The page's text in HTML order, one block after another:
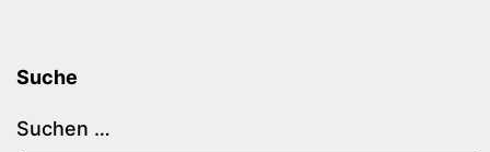
Suche
Suchen …